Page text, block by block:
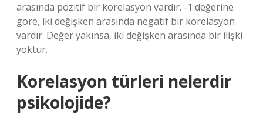
arasında pozitif bir korelasyon vardır. -1 değerine
göre, iki değişken arasında negatif bir korelasyon
vardır. Değer yakınsa, iki değişken arasında bir ilişki
yoktur.
Korelasyon türleri nelerdir
psikolojide?